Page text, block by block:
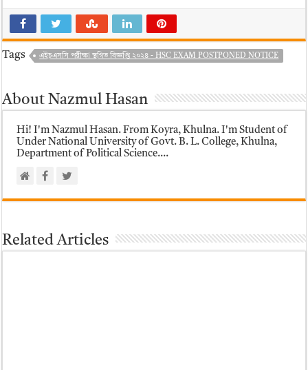
Tags এইচএসসি পরীক্ষা স্থগিত বিজ্ঞপ্তি ২০২৪ - HSC EXAM POSTPONED NOTICE
About Nazmul Hasan
Hi! I'm Nazmul Hasan. From Koyra, Khulna. I'm Student of
Under National University of Govt. B. L. College, Khulna,
Department of Political Science....
Related Articles